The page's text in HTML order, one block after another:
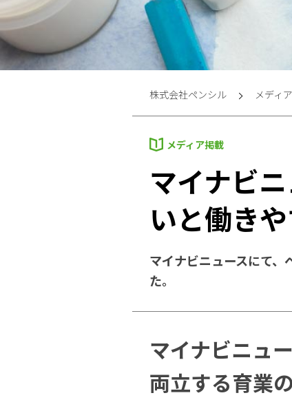
株式会社ペンシル メディ
メディア掲載
マイナビ
いと働き
マイナビニュースにて、
た。
マイナビニュ
両立する育業